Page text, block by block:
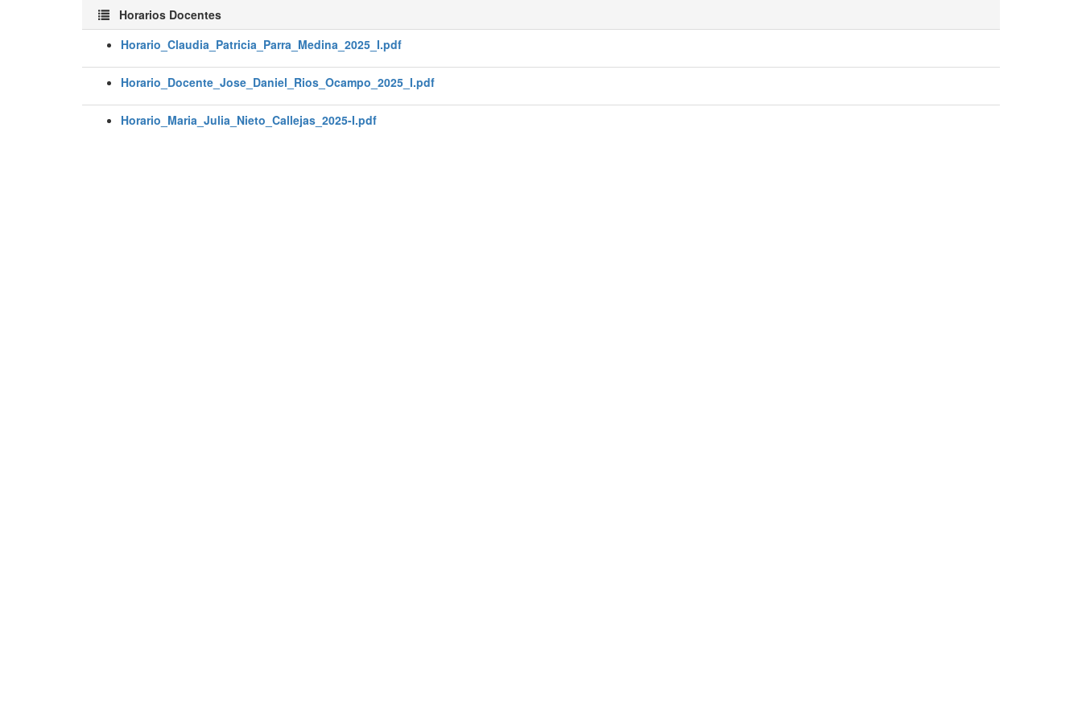
Horarios Docentes
Horario_Claudia_Patricia_Parra_Medina_2025_I.pdf
Horario_Docente_Jose_Daniel_Rios_Ocampo_2025_I.pdf
Horario_Maria_Julia_Nieto_Callejas_2025-I.pdf